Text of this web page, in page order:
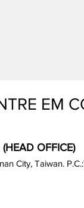
EM
OFFICE)
City, Taiwan.